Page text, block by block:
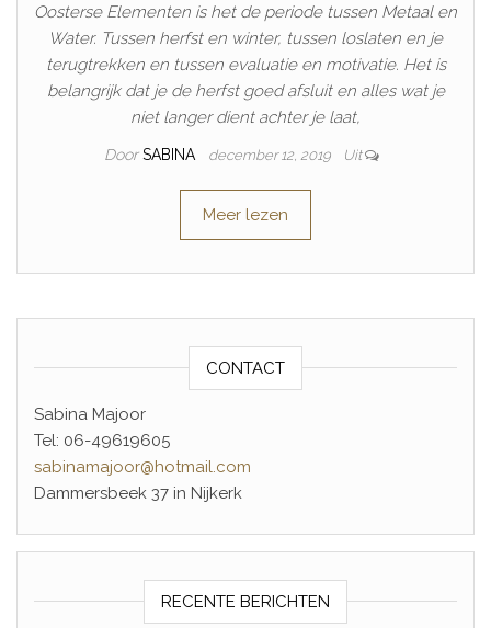
Oosterse Elementen is het de periode tussen Metaal en
Water. Tussen herfst en winter, tussen loslaten en je
terugtrekken en tussen evaluatie en motivatie. Het is
belangrijk dat je de herfst goed afsluit en alles wat je
niet langer dient achter je laat,
Door SABINA december 12, 2019 Uit
Meer lezen
CONTACT
Sabina Majoor
Tel: 06-49619605
sabinamajoor@hotmail.com
Dammersbeek 37 in Nijkerk
RECENTE BERICHTEN